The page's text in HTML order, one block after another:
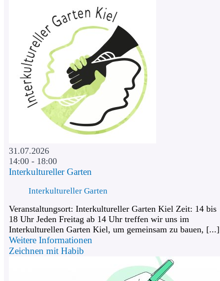
31.07.2026
14:00 - 18:00
Interkultureller Garten
Interkultureller Garten
Veranstaltungsort: Interkultureller Garten Kiel Zeit: 14 bis
18 Uhr Jeden Freitag ab 14 Uhr treffen wir uns im
Interkulturellen Garten Kiel, um gemeinsam zu bauen, [...]
Weitere Informationen
Zeichnen mit Habib